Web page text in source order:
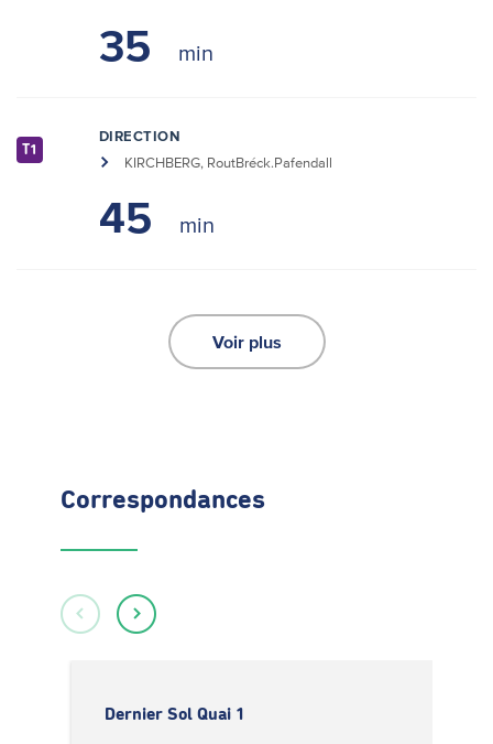
35
T1
DIRECTION
KIRCHBERG, RoutBréck.Pafendall
45
Voir plus
Correspondances
Dernier Sol Quai 1